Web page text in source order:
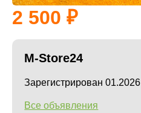
2 500
M-Store24
Зарегистрирован 01.2026
Все объявления